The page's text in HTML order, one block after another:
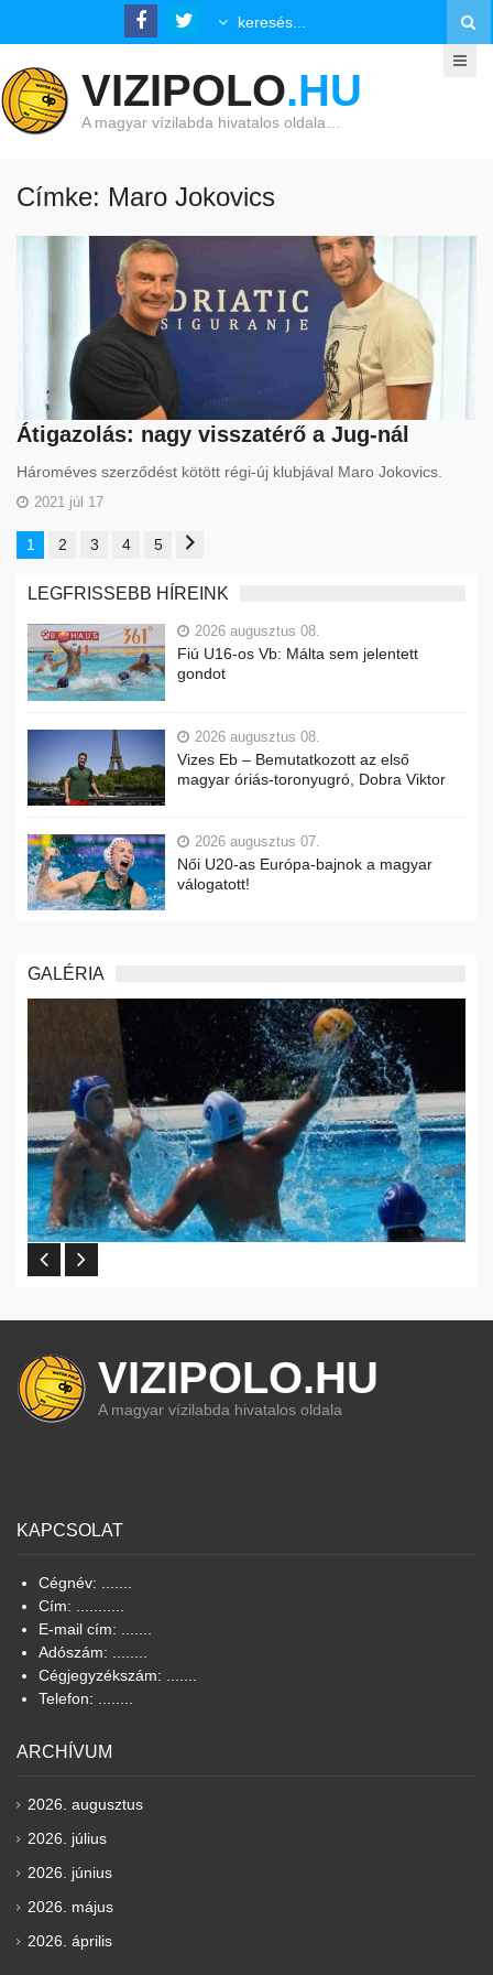
VIZIPOLO.HU
A magyar vízilabda hivatalos oldala…
Címke: Maro Jokovics
Átigazolás: nagy visszatérő a Jug-nál
Hároméves szerződést kötött régi-új klubjával Maro Jokovics.
2021 júl 17
1 2 3 4 5
LEGFRISSEBB HÍREINK
2026 augusztus 08.
Fiú U16-os Vb: Málta sem jelentett
gondot
2026 augusztus 08.
Vizes Eb – Bemutatkozott az első
magyar óriás-toronyugró, Dobra Viktor
2026 augusztus 07.
Női U20-as Európa-bajnok a magyar
válogatott!
GALÉRIA
VIZIPOLO.HU
A magyar vízilabda hivatalos oldala
KAPCSOLAT
Cégnév: .......
Cím: ...........
E-mail cím: .......
Adószám: ........
Cégjegyzékszám: .......
Telefon: ........
ARCHÍVUM
2026. augusztus
2026. július
2026. június
2026. május
2026. április